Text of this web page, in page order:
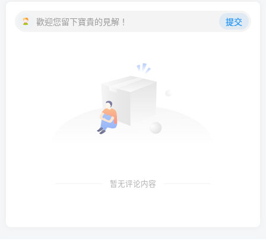
歡迎您留下寶貴的見解！ 提交
暂无评论内容